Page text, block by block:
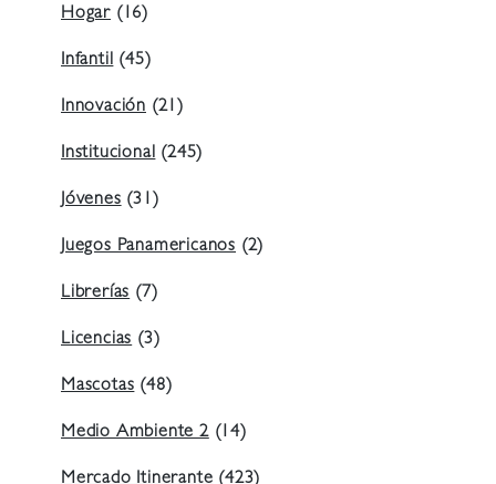
Hogar (16)
Infantil(45)
Innovación (21)
Institucional(245)
Jóvenes(31)
Juegos Panamericanos (2)
Librerías(7)
Licencias(3)
Mascotas(48)
Medio Ambiente 2(14)
Mercado Itinerante(423)